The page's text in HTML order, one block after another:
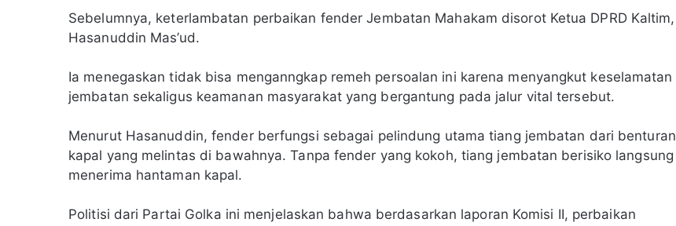
Sebelumnya, keterlambatan perbaikan fender Jembatan Mahakam disorot Ketua DPRD Kaltim,
Hasanuddin Mas’ud.
Ia menegaskan tidak bisa menganngkap remeh persoalan ini karena menyangkut keselamatan
jembatan sekaligus keamanan masyarakat yang bergantung pada jalur vital tersebut.
Menurut Hasanuddin, fender berfungsi sebagai pelindung utama tiang jembatan dari benturan
kapal yang melintas di bawahnya. Tanpa fender yang kokoh, tiang jembatan berisiko langsung
menerima hantaman kapal.
Politisi dari Partai Golka ini menjelaskan bahwa berdasarkan laporan Komisi II, perbaikan